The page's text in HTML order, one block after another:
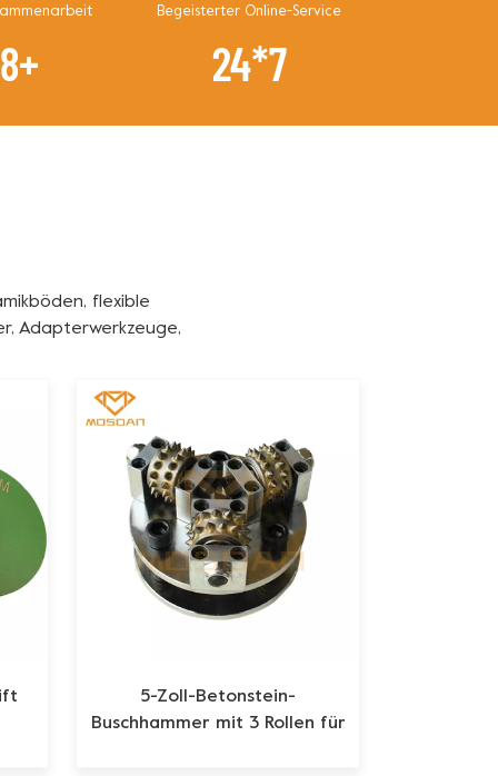
8+
Begeisterter Online-Service
24*7
flexible
Adapterwerkzeuge,
5-Zoll-Betonstein-
Buschhammer mit 3 Rollen für